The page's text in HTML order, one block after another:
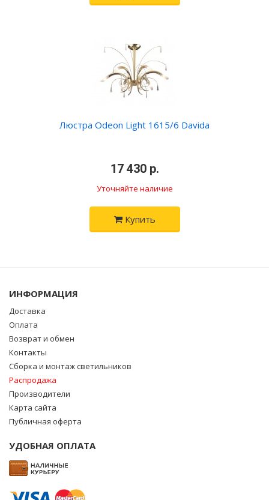
Люстра Odeon Light 1615/6 Davida
17 430 р.
Уточняйте наличие
Купить
ИНФОРМАЦИЯ
Доставка
Оплата
Возврат и обмен
Контакты
Сборка и монтаж светильников
Распродажа
Производители
Карта сайта
Публичная оферта
УДОБНАЯ ОПЛАТА